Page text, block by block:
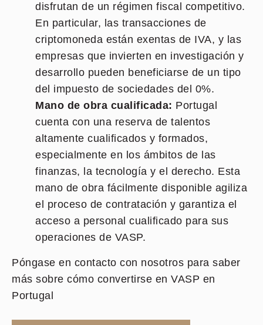
disfrutan de un régimen fiscal competitivo.
En particular, las transacciones de
criptomoneda están exentas de IVA, y las
empresas que invierten en investigación y
desarrollo pueden beneficiarse de un tipo
del impuesto de sociedades del 0%.
Mano de obra cualificada: Portugal
cuenta con una reserva de talentos
altamente cualificados y formados,
especialmente en los ámbitos de las
finanzas, la tecnología y el derecho. Esta
mano de obra fácilmente disponible agiliza
el proceso de contratación y garantiza el
acceso a personal cualificado para sus
operaciones de VASP.
Póngase en contacto con nosotros para saber
más sobre cómo convertirse en VASP en
Portugal